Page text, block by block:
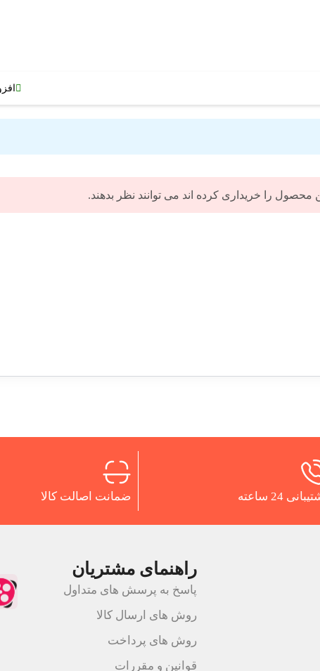
را خریداری کرده اند می توانند نظر بدهند.
24 ساعته ضمانت اصالت کالا
راهنمای مشتریان
پاسخ به پرسش های متداول
روش های ارسال کالا
روش های پرداخت
قوانین و مقررات